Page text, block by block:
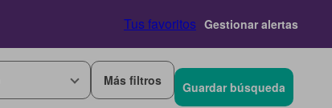
Tus favoritos Gestionar alertas
Más filtros Guardar búsqueda